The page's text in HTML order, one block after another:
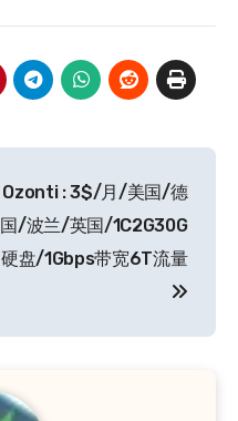
Ozonti : 3$/月/美国/德
国/波兰/英国/1C2G30G
硬盘/1Gbps带宽6T流量